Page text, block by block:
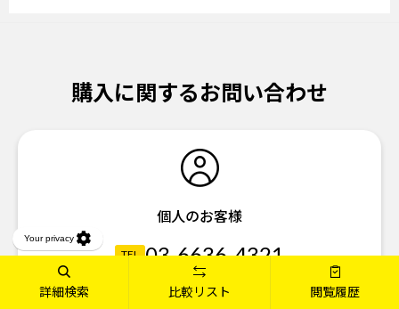
詳細検索 比較リスト 閲覧履歴
購入に関するお問い合わせ
個人のお客様
TEL 03-6636-4321
03-6636-4340